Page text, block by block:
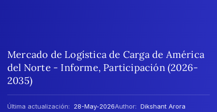
Mercado de Logística de Carga de América
del Norte - Informe, Participación (2026-
2035)
Última actualización: 28-May-2026Author: Dikshant Arora